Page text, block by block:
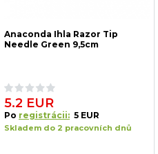
Anaconda Ihla Razor Tip
Needle Green 9,5cm
5.2 EUR
Po registrácii: 5 EUR
Skladem do 2 pracovních dnů